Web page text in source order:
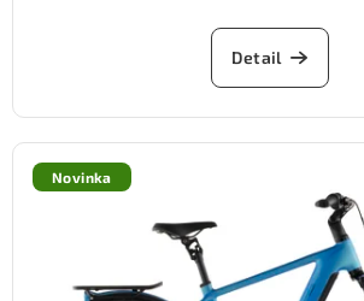
Detail
Novinka